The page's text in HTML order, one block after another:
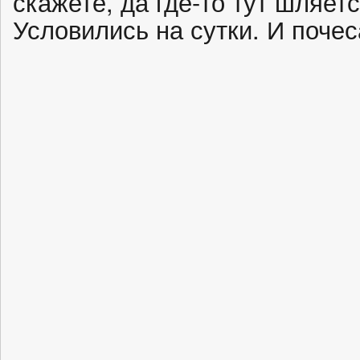
Условились на сутки. И